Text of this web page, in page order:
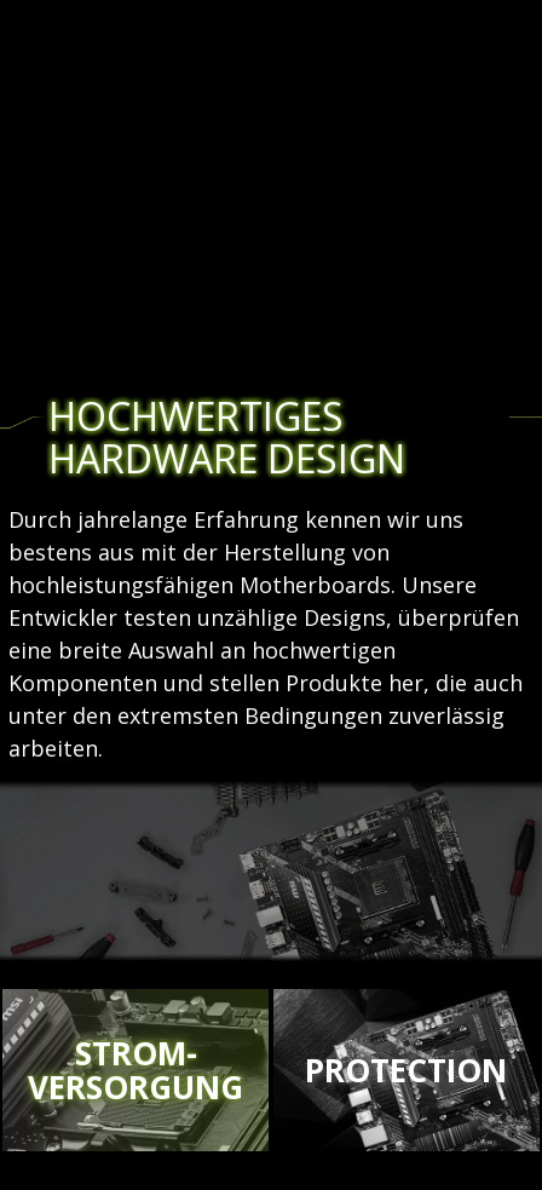
HOCHWERTIGES
HARDWARE DESIGN
Durch jahrelange Erfahrung kennen wir uns
bestens aus mit der Herstellung von
hochleistungsfähigen Motherboards. Unsere
Entwickler testen unzählige Designs, überprüfen
eine breite Auswahl an hochwertigen
Komponenten und stellen Produkte her, die auch
unter den extremsten Bedingungen zuverlässig
arbeiten.
STROM-
VERSORGUNG PROTECTION